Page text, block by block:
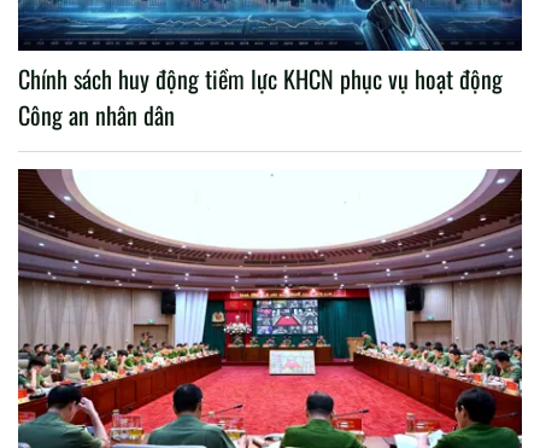
Chính sách huy động tiềm lực KHCN phục vụ hoạt động
Công an nhân dân